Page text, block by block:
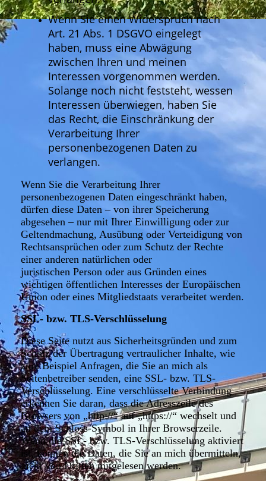
Wenn Sie einen Widerspruch nach
Art. 21 Abs. 1 DSGVO eingelegt
haben, muss eine Abwägung
zwischen Ihren und meinen
Interessen vorgenommen werden.
Solange noch nicht feststeht, wessen
Interessen überwiegen, haben Sie
das Recht, die Einschränkung der
Verarbeitung Ihrer
personenbezogenen Daten zu
verlangen.
Wenn Sie die Verarbeitung Ihrer
personenbezogenen Daten eingeschränkt haben,
dürfen diese Daten – von ihrer Speicherung
abgesehen – nur mit Ihrer Einwilligung oder zur
Geltendmachung, Ausübung oder Verteidigung von
Rechtsansprüchen oder zum Schutz der Rechte
einer anderen natürlichen oder
juristischen Person oder aus Gründen eines
wichtigen öffentlichen Interesses der Europäischen
Union oder eines Mitgliedstaats verarbeitet werden.
SSL- bzw. TLS-Verschlüsselung
Diese Seite nutzt aus Sicherheitsgründen und zum
Schutz der Übertragung vertraulicher Inhalte, wie
zum Beispiel Anfragen, die Sie an mich als
Seitenbetreiber senden, eine SSL- bzw. TLS-
Verschlüsselung. Eine verschlüsselte Verbindung
erkennen Sie daran, dass die Adresszeile des
Browsers von „http://“ auf „https://“ wechselt und
an dem Schloss-Symbol in Ihrer Browserzeile.
Wenn die SSL- bzw. TLS-Verschlüsselung aktiviert
ist, können die Daten, die Sie an mich übermitteln,
nicht von Dritten mitgelesen werden.